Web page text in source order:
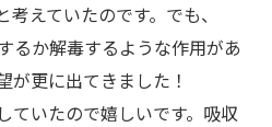
えていたのです。でも、
るか解毒するような作用があ
が更に出てきました！
ていたので嬉しいです。吸収